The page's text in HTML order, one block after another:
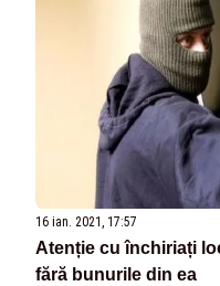
16 ian. 2021, 17:57
Atenție cu închiriați
fără bunurile din ea